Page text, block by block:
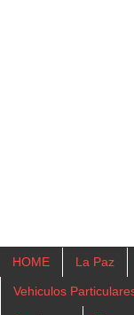
HOME La Paz
Vehiculos